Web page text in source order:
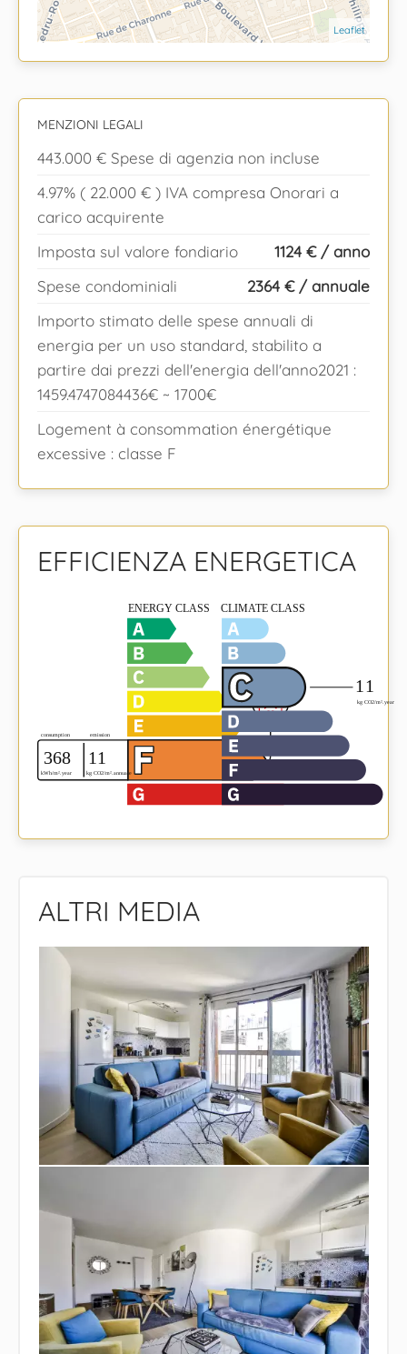
Leaflet
MENZIONI LEGALI
443.000 € Spese di agenzia non incluse
4.97% ( 22.000 € ) IVA compresa Onorari a
carico acquirente
Imposta sul valore fondiario
1124 € / anno
Spese condominiali
2364 € / annuale
Importo stimato delle spese annuali di
energia per un uso standard, stabilito a
partire dai prezzi dell'energia dell'anno2021 :
1459.4747084436€ ~ 1700€
Logement à consommation énergétique
excessive : classe F
EFFICIENZA ENERGETICA
ALTRI MEDIA